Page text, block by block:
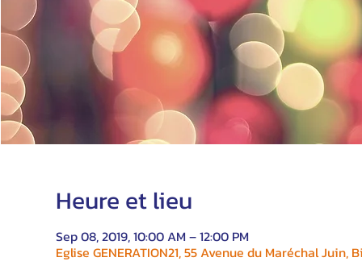
Heure et lieu
Sep 08, 2019, 10:00 AM – 12:00 PM
Eglise GENERATION21, 55 Avenue du Maréchal Juin,